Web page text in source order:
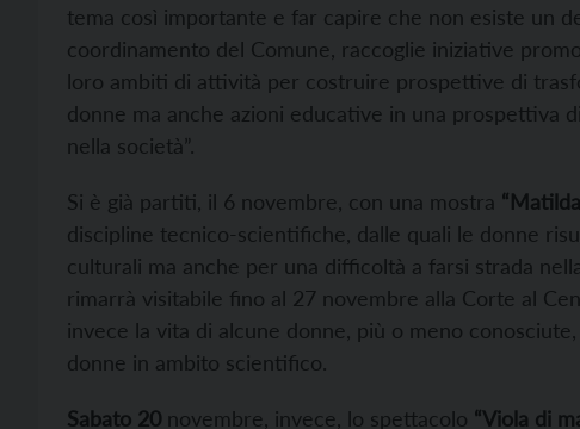
tema così importante e far capire che non esiste un
coordinamento del Comune, raccoglie iniziative
loro ambiti di attività per costruire prospettive di
donne ma anche azioni educative in una prospettiva
nella società”.
Si è già partiti, il 6 novembre, con una mostra
discipline tecnico-scientifiche, dalle quali le donne
culturali ma anche per una difficoltà a farsi strada
rimarrà visitabile fino al 27 novembre alla Corte al
invece la vita di alcune donne, più o meno
donne in ambito scientifico.
Sabato 20 novembre, invece, lo spettacolo “Viola di